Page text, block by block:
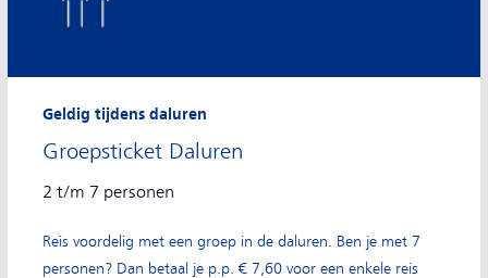
Groepsticket Daluren
Geldig tijdens daluren
2 t/m 7 personen
Reis voordelig met een groep in de daluren. Ben je met 7
personen? Dan betaal je p.p. € 7,60 voor een enkele reis